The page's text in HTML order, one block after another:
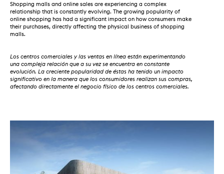
Shopping malls and online sales are experiencing a complex
relationship that is constantly evolving. The growing popularity of
online shopping has had a significant impact on how consumers make
their purchases, directly affecting the physical business of shopping
malls.
Los centros comerciales y las ventas en línea están experimentando
una compleja relación que a su vez se encuentra en constante
evolución. La creciente popularidad de éstas ha tenido un impacto
significativo en la manera que los consumidores realizan sus compras,
afectando directamente el negocio físico de los centros comerciales.